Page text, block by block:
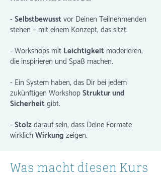
-Selbstbewusstvor Deinen Teilnehmenden
stehen – mit einem Konzept, das sitzt.
- Workshops mit Leichtigkeit moderieren,
die inspirieren und Spaß machen.
- Ein System haben, das Dir bei jedem
zukünftigen WorkshopStruktur und
Sicherheitgibt.
-Stolzdarauf sein, dass Deine Formate
wirklichWirkung zeigen.
Was macht diesen Kurs